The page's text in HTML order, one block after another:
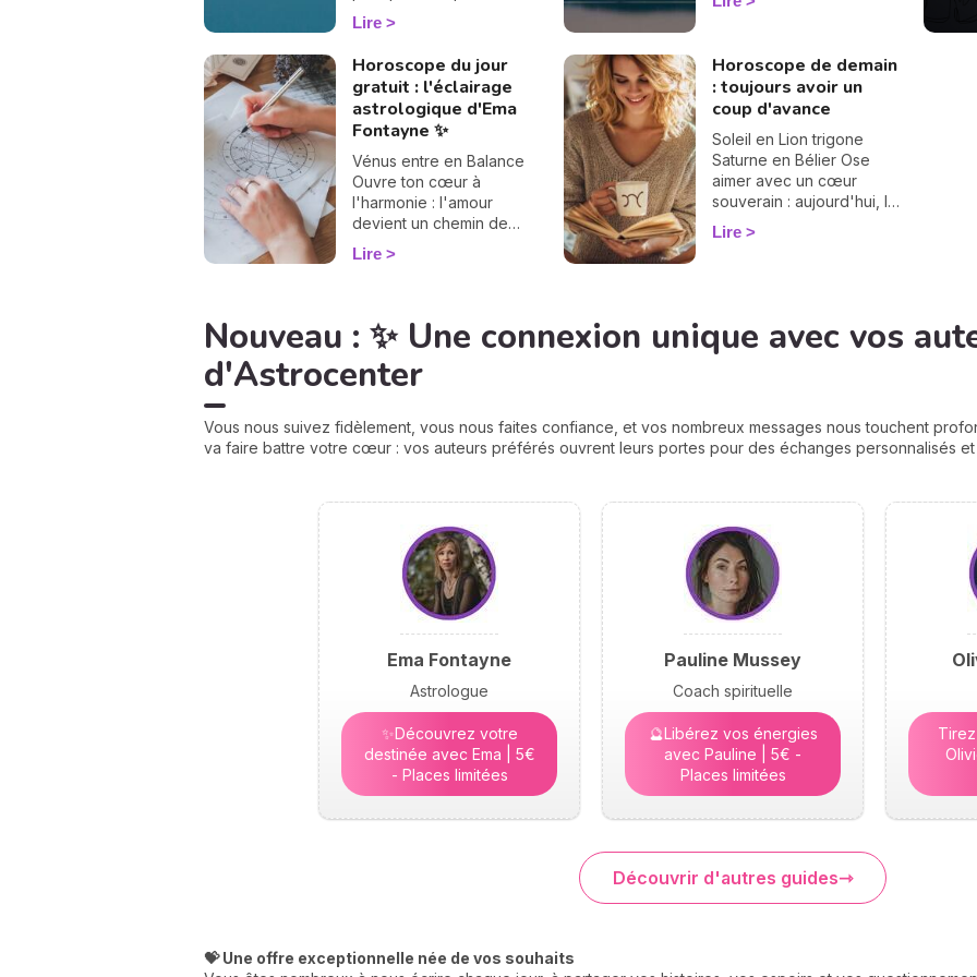
fin juillet 2026, le ciel a
discrètement tourné une
lunaires ont changé d'axe
! Le nœud nord quitte les
Poissons pour s'installer
en Verseau, pendant que
le nœud sud passe de la
Vierge au Lion. Rassurez-
vous, pas besoin d'être
astrologue pour le
basculement, qui n'arrive
douceur les cartes de
votre chemin de vie. Et
croyez-moi, vous allez
adorer la suite. 💫
Lire
différence entre une
dates des éclipses en
2025, je vous dis tout sur
le sujet.
Horoscope du jour
gratuit : l'éclairage
astrologique d'Ema
Fontayne ✨
Vénus entre en Balance
Ouvre ton cœur à
l'harmonie : l'amour
devient un chemin de
paix, de beauté et
d'élévation lorsque tu
Lire
Horoscope de demain
: toujours avoir un
coup d'avance
Soleil en Lion trigone
Saturne en Bélier Ose
aimer avec un cœur
souverain : aujourd'hui, la
foi en toi donne à tes
élans la force de devenir
Lire
Nouveau : ✨ Une connexion unique avec vos
d'Astrocenter
Vous nous suivez fidèlement, vous nous faites confiance, et vos nombreux messages nous touchent
va faire battre votre cœur : vos auteurs préférés ouvrent leurs portes pour des échanges personnalisés et
Ema Fontayne
Astrologue
✨Découvrez votre
destinée avec Ema | 5€
- Places limitées
Pauline Mussey
Coach spirituelle
🔮Libérez vos énergies
avec Pauline | 5€ -
Places limitées
Découvrir d'autres guides
💝 Une offre exceptionnelle née de vos souhaits